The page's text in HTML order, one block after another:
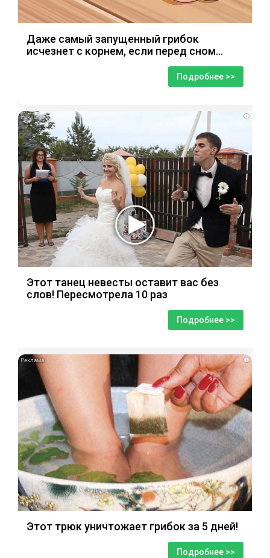
Даже самый запущенный грибок
исчезнет с корнем, если перед сном…
Подробнее >>
i
Этот танец невесты оставит вас без
слов! Пересмотрела 10 раз
Подробнее >>
i
Этот трюк уничтожает грибок за 5 дней!
Подробнее >>